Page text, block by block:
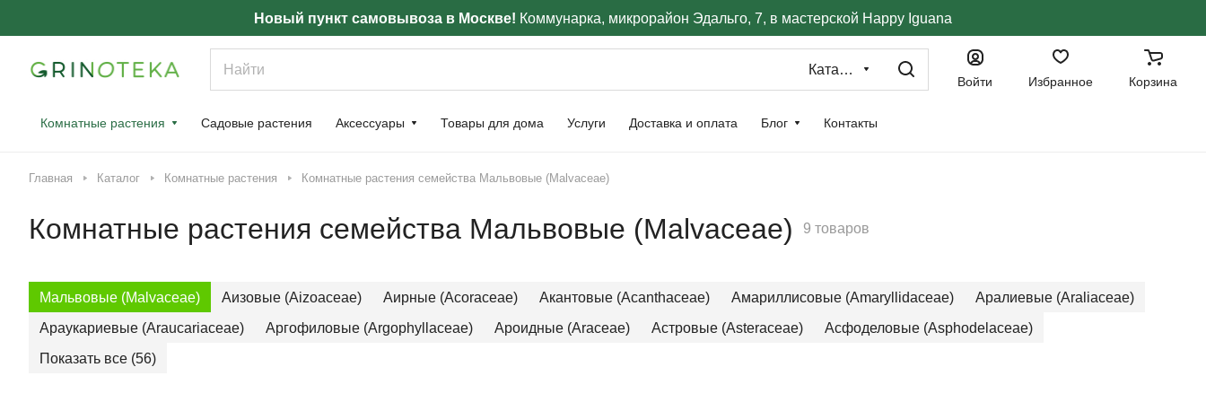
Новый пункт самовывоза в Москве! Коммунарка, микрорайон Эдальго, 7, в мастерской Happy Iguana
Каталог
Войти Избранное Корзина
Комнатные растения Садовые растения Аксессуары Товары для дома Услуги Доставка и оплата Блог Контакты
Главная Каталог Комнатные растения Комнатные растения семейства Мальвовые (Malvaceae)
Комнатные растения семейства Мальвовые (Malvaceae) 9 товаров
Аизовые (Aizoaceae) Аирные (Acoraceae) Акантовые (Acanthaceae) Амариллисовые (Amaryllidaceae)
Аралиевые (Araliaceae)
Араукариевые (Araucariaceae)
Аргофиловые (Argophyllaceae) Ароидные (Araceae) Астровые (Asteraceae) Асфоделовые (Asphodelaceae)
Мальвовые (Malvaceae)
Показать все (56)